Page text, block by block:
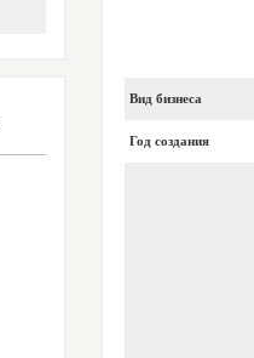
Вид бизнеса
Год создания